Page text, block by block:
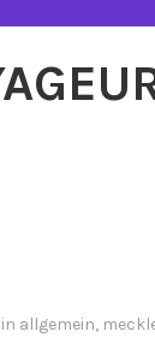
allgemein,